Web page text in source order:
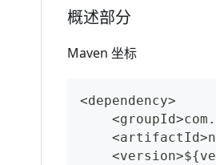
概述部分
Maven 坐标
<dependency>